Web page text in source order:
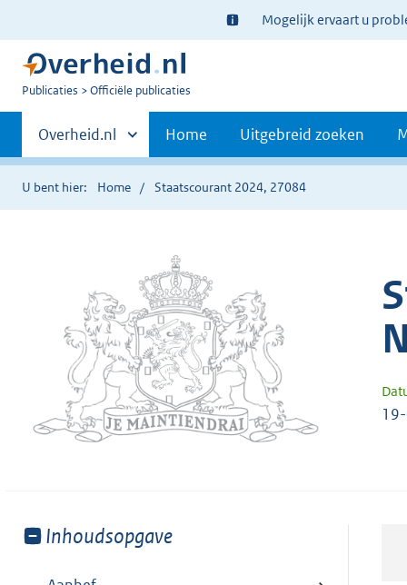
Ter
informatie:
Mogelijk ervaart u
U
Publicaties Officiële publicaties
Primaire
navigatie
Andere
sites
binnen
Overheid.nl Home Uitgebreid zoeken
U bent hier: Home Staatscourant 2024, 27084
Toon
van:
Inhoudsopgave